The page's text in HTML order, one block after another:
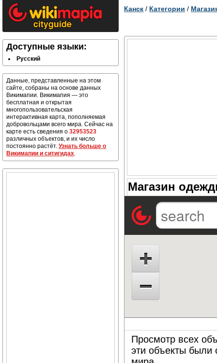
Доступные языки:
Русский
Данные, представленные на этом
сайте, собраны на основе данных
Викимапии. Викимапия — это
бесплатная и открытая
многопользовательская
интерактивная карта, пополняемая
добровольцами всего мира. Сейчас на
карте есть сведения о32953523
различных объектов, и их число
постоянно растёт.Узнать больше о
Викимапии и ситигидах.
Канск / Категории /
Магазин
Просмотр всех
эти объекты были